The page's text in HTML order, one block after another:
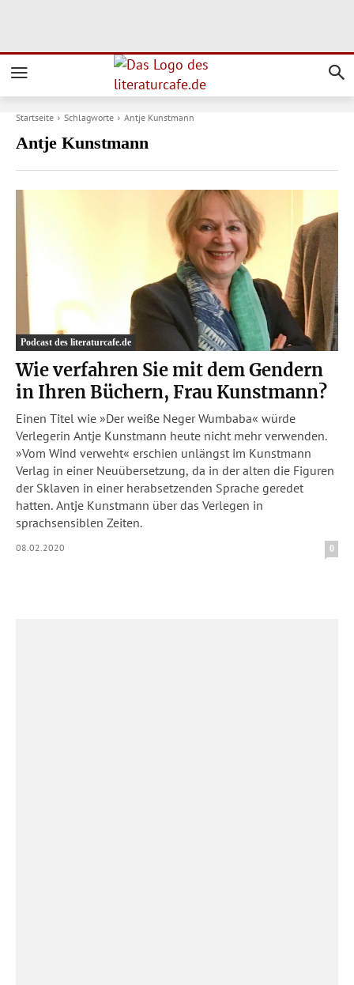
Startseite Schlagworte Antje Kunstmann
Antje Kunstmann
Podcast des literaturcafe.de
Wie verfahren Sie mit dem Gendern
in Ihren Büchern, Frau Kunstmann?
Einen Titel wie »Der weiße Neger Wumbaba« würde
Verlegerin Antje Kunstmann heute nicht mehr verwenden.
»Vom Wind verweht« erschien unlängst im Kunstmann
Verlag in einer Neuübersetzung, da in der alten die Figuren
der Sklaven in einer herabsetzenden Sprache geredet
hatten. Antje Kunstmann über das Verlegen in
sprachsensiblen Zeiten.
08.02.2020 0